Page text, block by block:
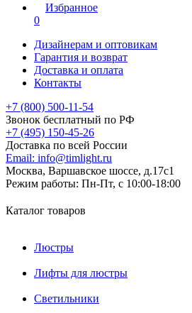
Избранное
0
Дизайнерам и оптовикам
Гарантия и возврат
Доставка и оплата
Контакты
+7 (800) 500-11-54
Звонок бесплатный по РФ
+7 (495) 150-45-26
Доставка по всей России
Email: info@timlight.ru
Москва, Варшавское шоссе, д.17c1
Режим работы: Пн-Пт, с 10:00-18:00
Каталог товаров
Люстры
Лифты для люстры
Светильники